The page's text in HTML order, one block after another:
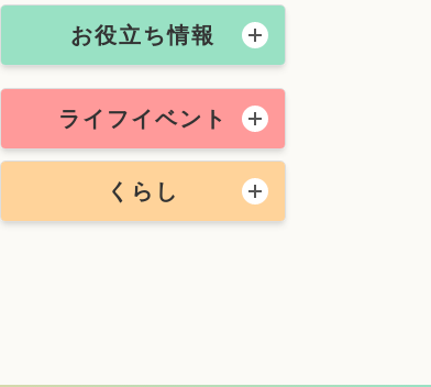
お役立ち情報
ライフイベント
くらし